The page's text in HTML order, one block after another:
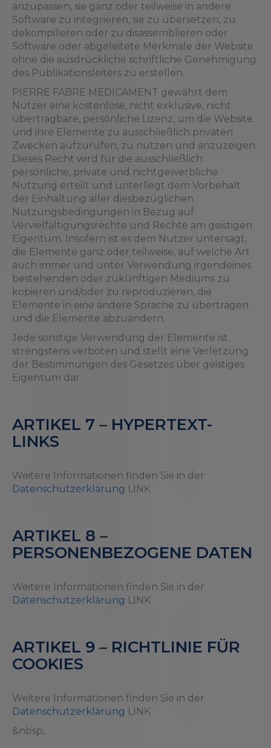
anzupassen, sie ganz oder teilweise in andere
Software zu integrieren, sie zu übersetzen, zu
dekompilieren oder zu disassemblieren oder
Software oder abgeleitete Merkmale der Website
ohne die ausdrückliche schriftliche Genehmigung
des Publikationsleiters zu erstellen.
PIERRE FABRE MEDICAMENT gewährt dem
Nutzer eine kostenlose, nicht exklusive, nicht
übertragbare, persönliche Lizenz, um die Website
und ihre Elemente zu ausschließlich privaten
Zwecken aufzurufen, zu nutzen und anzuzeigen.
Dieses Recht wird für die ausschließlich
persönliche, private und nichtgewerbliche
Nutzung erteilt und unterliegt dem Vorbehalt
der Einhaltung aller diesbezüglichen
Nutzungsbedingungen in Bezug auf
Vervielfältigungsrechte und Rechte am geistigen
Eigentum. Insofern ist es dem Nutzer untersagt,
die Elemente ganz oder teilweise, auf welche Art
auch immer und unter Verwendung irgendeines
bestehenden oder zukünftigen Mediums zu
kopieren und/oder zu reproduzieren, die
Elemente in eine andere Sprache zu übertragen
und die Elemente abzuändern.
Jede sonstige Verwendung der Elemente ist
strengstens verboten und stellt eine Verletzung
der Bestimmungen des Gesetzes über geistiges
Eigentum dar.
ARTIKEL 7 – HYPERTEXT-
LINKS
Weitere Informationen finden Sie in der
Datenschutzerklärung LINK
ARTIKEL 8 –
PERSONENBEZOGENE DATEN
Weitere Informationen finden Sie in der
Datenschutzerklärung LINK
ARTIKEL 9 – RICHTLINIE FÜR
COOKIES
Weitere Informationen finden Sie in der
Datenschutzerklärung LINK
&nbsp;